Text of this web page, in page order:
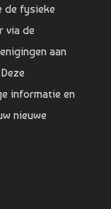
de fysieke
via de
aan
informatie en
nieuwe